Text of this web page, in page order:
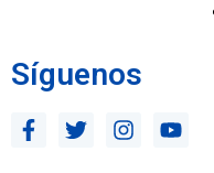
Síguenos